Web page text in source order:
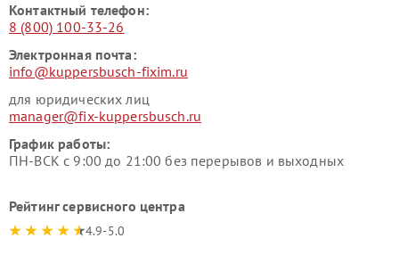
Контактный телефон:
8 (800) 100-33-26
Электронная почта:
info@kuppersbusch-fixim.ru
для юридических лиц
manager@fix-kuppersbusch.ru
График работы:
ПН-ВСК с 9:00 до 21:00 без перерывов и выходных
Рейтинг сервисного центра
4.9-5.0